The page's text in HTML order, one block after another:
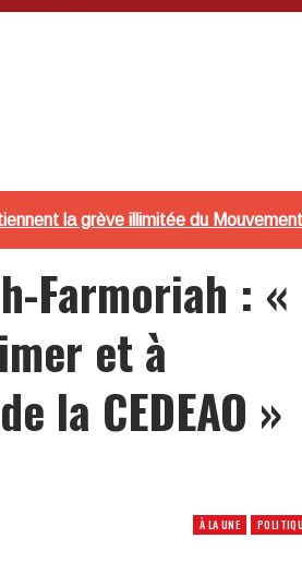
la grève illimitée du
Farmoriah : «
et à
la CEDEAO »
À LA UNE